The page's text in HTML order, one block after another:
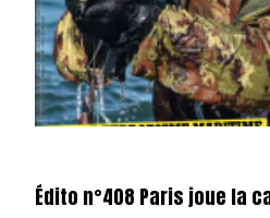
Édito n°408 Paris joue la